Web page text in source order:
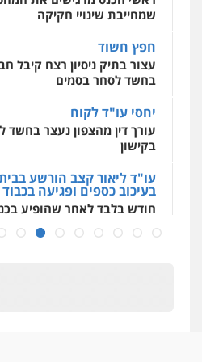
שמחייבת שינויי חקיקה
חפץ חשוד
עצור בתיק ניסיון רצח קיבל
בחשד לסחר בסמים
יחסי עו"ד לקוח
עורך דין מהצפון נעצר
בקישון
עו"ד ליאור קצב הורשע
בעיכוב כספים ופגיעה
חודש בלבד לאחר שהופיע
קצב הורשע